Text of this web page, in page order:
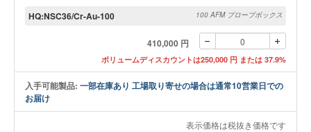
HQ:NSC36/Cr-Au-100 100 AFM プローブボックス
410,000 円
ボリュームディスカウントは250,000 円 または 37.9%
入手可能製品: 一部在庫あり 工場取り寄せの場合は通常10営業日での
お届け
表示価格は税抜き価格です